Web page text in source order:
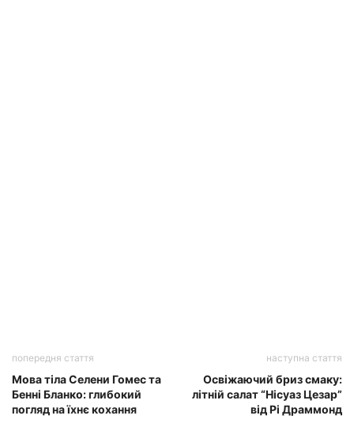
попередня стаття
Мова тіла Селени Гомес та
Бенні Бланко: глибокий
погляд на їхнє кохання
наступна стаття
Освіжаючий бриз смаку:
літній салат “Нісуаз Цезар”
від Рі Драммонд